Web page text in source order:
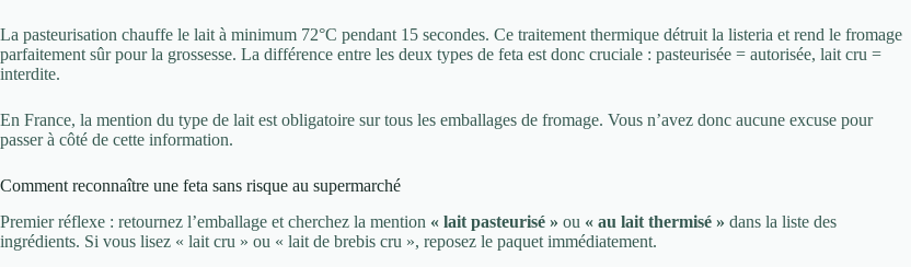
La pasteurisation chauffe le lait à minimum 72°C pendant 15 secondes. Ce traitement thermique détruit la listeria et rend le fromage
parfaitement sûr pour la grossesse. La différence entre les deux types de feta est donc cruciale : pasteurisée = autorisée, lait cru =
interdite.
En France, la mention du type de lait est obligatoire sur tous les emballages de fromage. Vous n’avez donc aucune excuse pour
passer à côté de cette information.
Comment reconnaître une feta sans risque au supermarché
Premier réflexe : retournez l’emballage et cherchez la mention « lait pasteurisé » ou « au lait thermisé » dans la liste des
ingrédients. Si vous lisez « lait cru » ou « lait de brebis cru », reposez le paquet immédiatement.